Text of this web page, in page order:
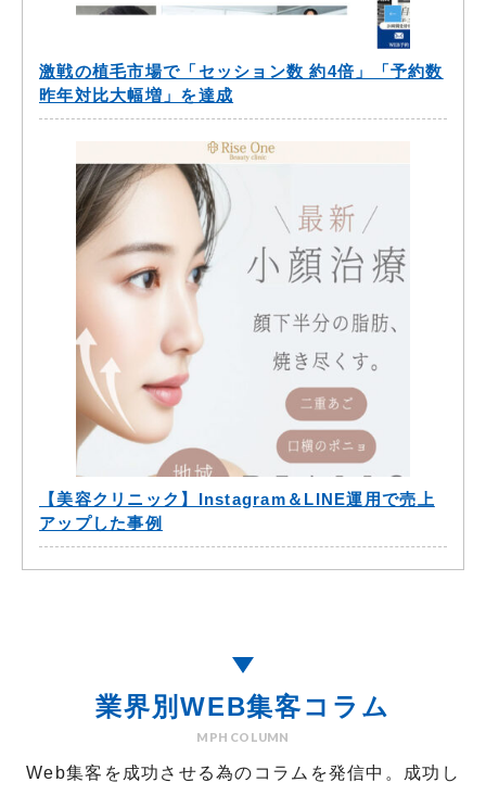
激戦の植毛市場で「セッション数 約4倍」「予約数
昨年対比大幅増」を達成
【美容クリニック】Instagram＆LINE運用で売上
アップした事例
業界別WEB集客コラム
MPH COLUMN
Web集客を成功させる為のコラムを発信中。
成功し